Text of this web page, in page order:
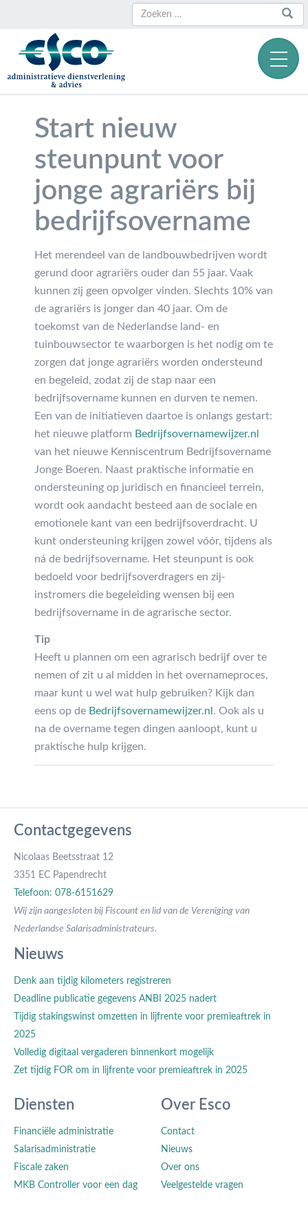
Zoeken
Zoeken
naar:
Start nieuw
steunpunt voor
jonge agrariërs bij
bedrijfsovername
Het merendeel van de landbouwbedrijven wordt
gerund door agrariërs ouder dan 55 jaar. Vaak
kunnen zij geen opvolger vinden. Slechts 10% van
de agrariërs is jonger dan 40 jaar. Om de
toekomst van de Nederlandse land- en
tuinbouwsector te waarborgen is het nodig om te
zorgen dat jonge agrariërs worden ondersteund
en begeleid, zodat zij de stap naar een
bedrijfsovername kunnen en durven te nemen.
Een van de initiatieven daartoe is onlangs gestart:
het nieuwe platform Bedrijfsovernamewijzer.nl
van het nieuwe Kenniscentrum Bedrijfsovername
Jonge Boeren. Naast praktische informatie en
ondersteuning op juridisch en financieel terrein,
wordt ook aandacht besteed aan de sociale en
emotionele kant van een bedrijfsoverdracht. U
kunt ondersteuning krijgen zowel vóór, tijdens als
ná de bedrijfsovername. Het steunpunt is ook
bedoeld voor bedrijfsoverdragers en zij-
instromers die begeleiding wensen bij een
bedrijfsovername in de agrarische sector.
Tip
Heeft u plannen om een agrarisch bedrijf over te
nemen of zit u al midden in het overnameproces,
maar kunt u wel wat hulp gebruiken? Kijk dan
eens op de Bedrijfsovernamewijzer.nl . Ook als u
na de overname tegen dingen aanloopt, kunt u
praktische hulp krijgen.
Contactgegevens
Nicolaas Beetsstraat 12
3351 EC Papendrecht
Telefoon: 078-6151629
Wij zijn aangesloten bij Fiscount en lid van de Vereniging van
Nederlandse Salarisadministrateurs.
Nieuws
Denk aan tijdig kilometers registreren
Deadline publicatie gegevens ANBI 2025 nadert
Tijdig stakingswinst omzetten in lijfrente voor premieaftrek in
2025
Volledig digitaal vergaderen binnenkort mogelijk
Zet tijdig FOR om in lijfrente voor premieaftrek in 2025
Diensten
Financiële administratie
Salarisadministratie
Fiscale zaken
MKB Controller voor een dag
Over Esco
Contact
Nieuws
Over ons
Veelgestelde vragen